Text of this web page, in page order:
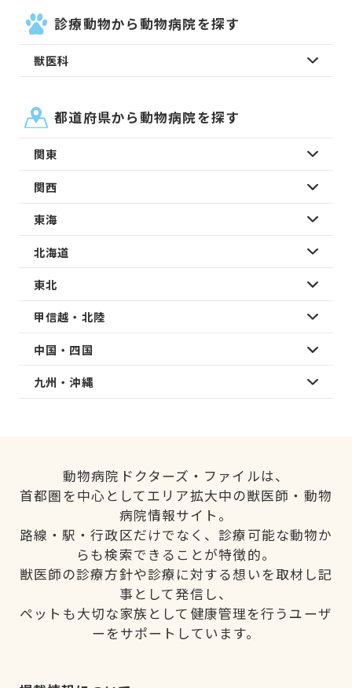
診療動物から動物病院を探す
獣医科
都道府県から動物病院を探す
関東
関西
東海
北海道
東北
甲信越・北陸
中国・四国
九州・沖縄
動物病院ドクターズ・ファイルは、
首都圏を中心としてエリア拡大中の獣医師・動物
病院情報サイト。
路線・駅・行政区だけでなく、診療可能な動物か
らも検索できることが特徴的。
獣医師の診療方針や診療に対する想いを取材し記
事として発信し、
ペットも大切な家族として健康管理を行うユーザ
ーをサポートしています。